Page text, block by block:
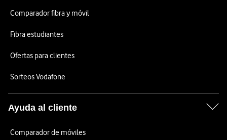
Comparador fibra y móvil
Fibra estudiantes
Ofertas para clientes
Sorteos Vodafone
Ayuda al cliente
Comparador de móviles